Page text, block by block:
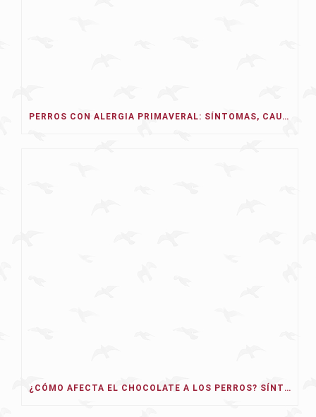
PERROS CON ALERGIA PRIMAVERAL: SÍNTOMAS, CAUSAS Y TRATAMIENTO
¿CÓMO AFECTA EL CHOCOLATE A LOS PERROS? SÍNTOMAS, TIPOS Y QUÉ HACER